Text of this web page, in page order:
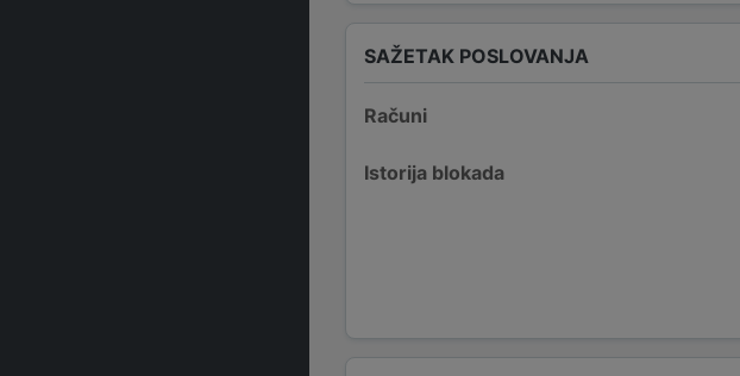
SAŽETAK POSLOVANJA
Računi
Istorija blokada